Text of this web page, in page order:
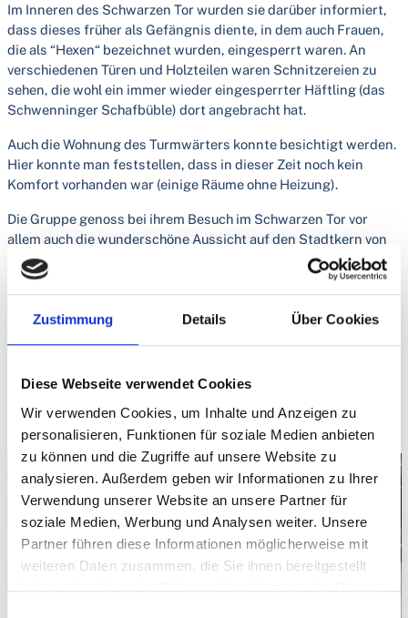
Zustimmung Details Über Cookies
Diese Webseite verwendet Cookies
Wir verwenden Cookies, um Inhalte und Anzeigen zu
personalisieren, Funktionen für soziale Medien anbieten
zu können und die Zugriffe auf unsere Website zu
analysieren. Außerdem geben wir Informationen zu Ihrer
Verwendung unserer Website an unsere Partner für
soziale Medien, Werbung und Analysen weiter. Unsere
Partner führen diese Informationen möglicherweise mit
weiteren Daten zusammen, die Sie ihnen bereitgestellt
haben oder die sie im Rahmen Ihrer Nutzung der Dienste
Im Inneren des Schwarzen Tor wurden sie darüber informiert,
dass dieses früher als Gefängnis diente, in dem auch Frauen,
die als “Hexen“ bezeichnet wurden, eingesperrt waren. An
verschiedenen Türen und Holzteilen waren Schnitzereien zu
sehen, die wohl ein immer wieder eingesperrter Häftling (das
Schwenninger Schafbüble) dort angebracht hat.
Auch die Wohnung des Turmwärters konnte besichtigt werden.
Hier konnte man feststellen, dass in dieser Zeit noch kein
Komfort vorhanden war (einige Räume ohne Heizung).
Die Gruppe genoss bei ihrem Besuch im Schwarzen Tor vor
allem auch die wunderschöne Aussicht auf den Stadtkern von
Rottweil und die Schwäbische Alb.
Mit einem herzlichen Dankeschön an unseren Stadtführer
verabschiedeten sie sich. Ein Teil der Gruppe begab sich noch
Es ist immer wieder schön, dass die Spaziergängergruppe
Zimmern interessante kleine Ausflüge unternimmt.